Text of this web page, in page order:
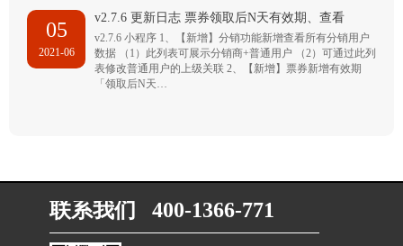
05
2021-06
v2.7.6 更新日志 票券领取后N天有效期、查看
v2.7.6 小程序 1、【新增】分销功能新增查看所有分销用户
数据 （1）此列表可展示分销商+普通用户 （2）可通过此列
表修改普通用户的上级关联 2、【新增】票券新增有效期
「领取后N天…
联系我们 400-1366-771